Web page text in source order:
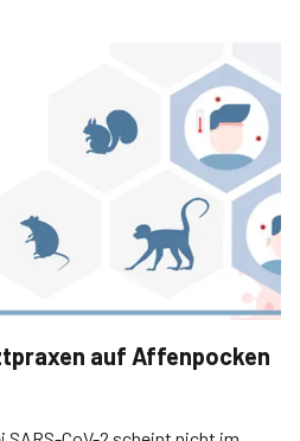
auf Affenpocken